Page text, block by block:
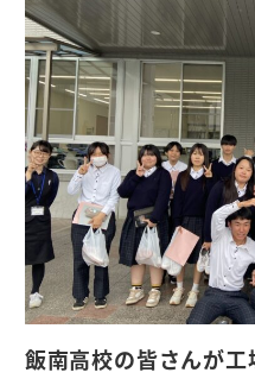
飯南高校の皆さんが